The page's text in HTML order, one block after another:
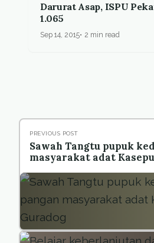
Darurat Asap, ISPU
1.065
Sep 14, 2015 2 min read
PREVIOUS POST
Sawah Tangtu pupuk
masyarakat adat